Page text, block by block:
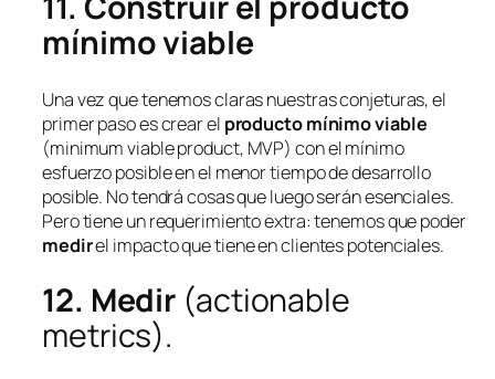
mínimo viable
Una vez que tenemos claras nuestras conjeturas, el
primer paso es crear el producto mínimo viable
(minimum viable product, MVP) con el mínimo
esfuerzo posible en el menor tiempo de desarrollo
posible. No tendrá cosas que luego serán esenciales.
Pero tiene un requerimiento extra: tenemos que poder
medirel impacto que tiene en clientes potenciales.
12. Medir (actionable
metrics).